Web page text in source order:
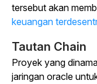
tersebut akan
keuangan
Tautan Chain
Proyek yang
jaringan oracle